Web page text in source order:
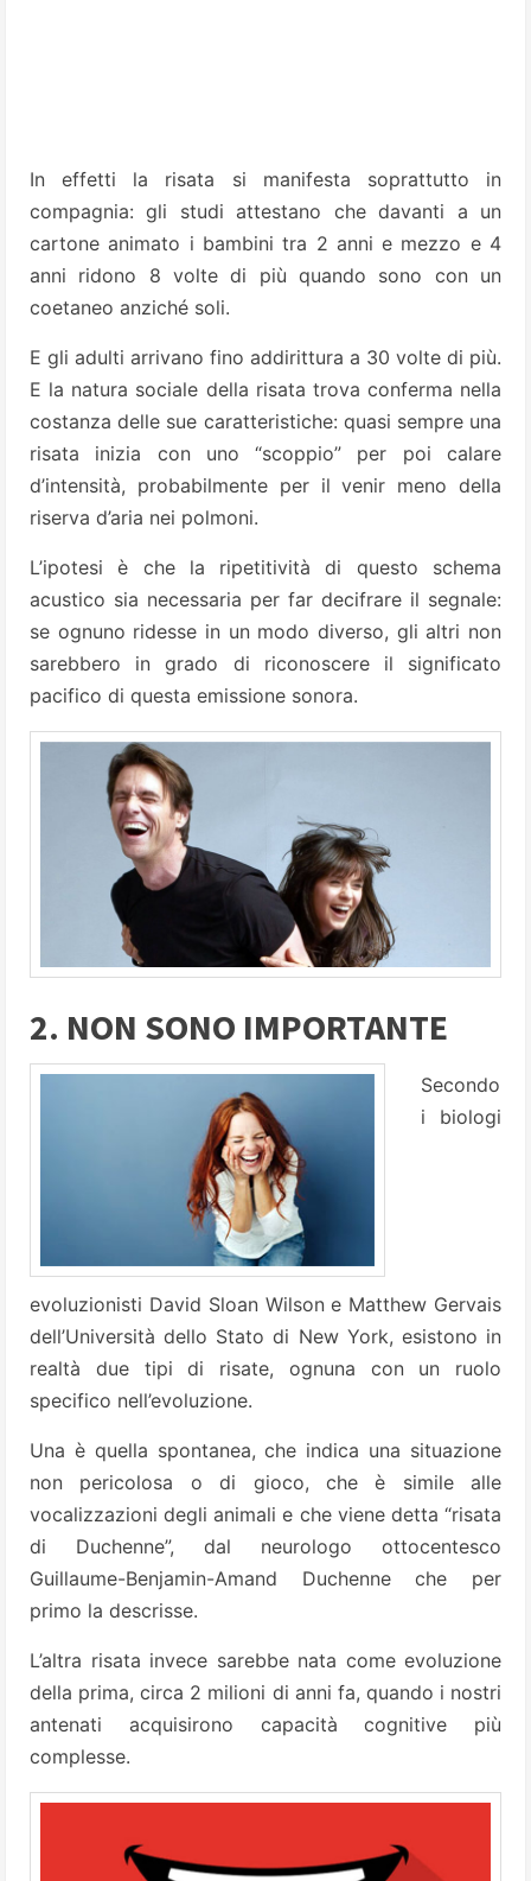
In effetti la risata si manifesta soprattutto in
compagnia: gli studi attestano che davanti a un
cartone animato i bambini tra 2 anni e mezzo e 4
anni ridono 8 volte di più quando sono con un
coetaneo anziché soli.
E gli adulti arrivano fino addirittura a 30 volte di più.
E la natura sociale della risata trova conferma nella
costanza delle sue caratteristiche: quasi sempre una
risata inizia con uno “scoppio” per poi calare
d’intensità, probabilmente per il venir meno della
riserva d’aria nei polmoni.
L’ipotesi è che la ripetitività di questo schema
acustico sia necessaria per far decifrare il segnale:
se ognuno ridesse in un modo diverso, gli altri non
sarebbero in grado di riconoscere il significato
pacifico di questa emissione sonora.
2. NON SONO IMPORTANTE
Secondo
i biologi
evoluzionisti David Sloan Wilson e Matthew Gervais
dell’Università dello Stato di New York, esistono in
realtà due tipi di risate, ognuna con un ruolo
specifico nell’evoluzione.
Una è quella spontanea, che indica una situazione
non pericolosa o di gioco, che è simile alle
vocalizzazioni degli animali e che viene detta “risata
di Duchenne”, dal neurologo ottocentesco
Guillaume-Benjamin-Amand Duchenne che per
primo la descrisse.
L’altra risata invece sarebbe nata come evoluzione
della prima, circa 2 milioni di anni fa, quando i nostri
antenati acquisirono capacità cognitive più
complesse.